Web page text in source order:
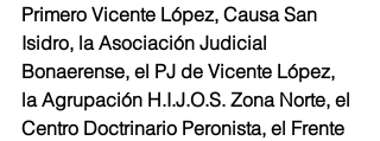
Primero Vicente López, Causa San
Isidro, la Asociación Judicial
Bonaerense, el PJ de Vicente López,
la Agrupación H.I.J.O.S. Zona Norte, el
Centro Doctrinario Peronista, el Frente